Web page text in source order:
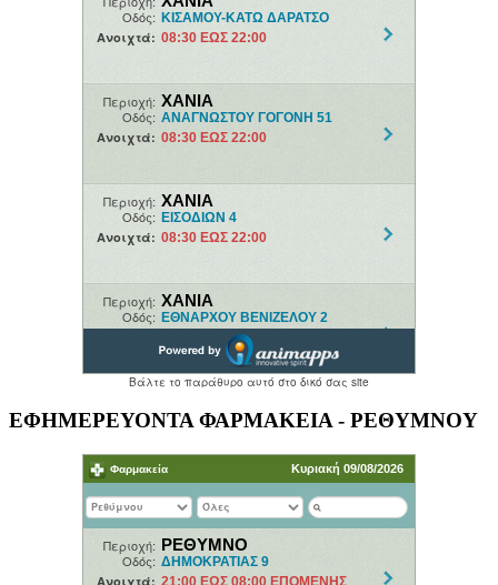
ΕΦΗΜΕΡΕΥΟΝΤΑ ΦΑΡΜΑΚΕΙΑ - ΡΕΘΥΜΝΟΥ